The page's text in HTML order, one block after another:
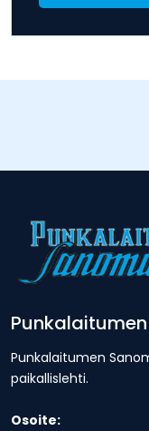
Punkalaitumen
paikallislehti.
Osoite: